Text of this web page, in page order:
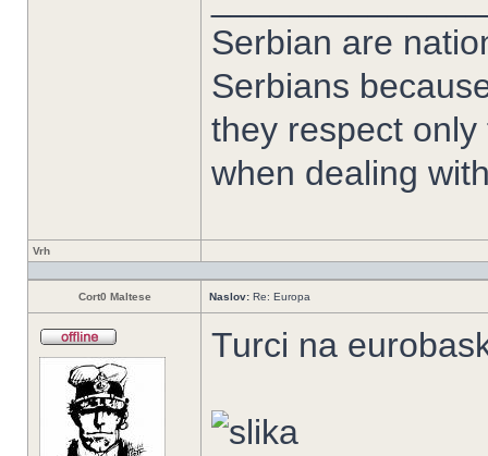
Serbian are
Serbians
they respect
when dealing
Vrh
Cort0 Maltese Naslov: Re: Europa
Turci na